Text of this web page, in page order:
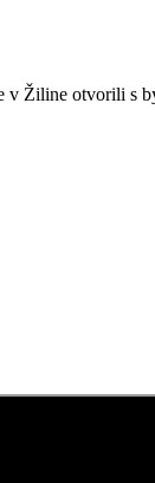
v Žiline otvorili s